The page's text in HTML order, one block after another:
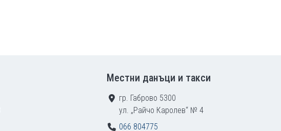
Местни данъци и такси
гр. Габрово 5300
ул. „Райчо Каролев“ № 4
066 804775